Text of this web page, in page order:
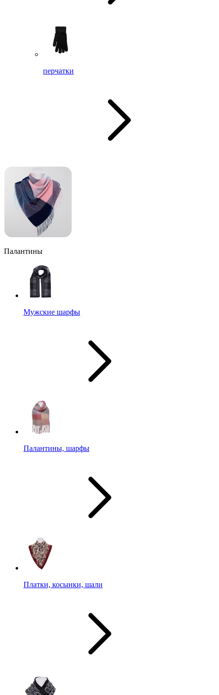
перчатки
Палантины
Мужские шарфы
Палантины, шарфы
Платки, косынки, шали